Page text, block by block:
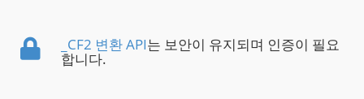
_CF2 변환 API는 보안이 유지되며 인증이 필요
합니다.